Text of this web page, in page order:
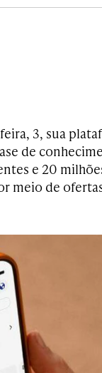
3, sua
de
e 20
meio de